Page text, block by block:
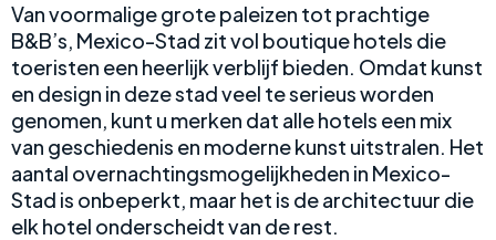
Van voormalige grote paleizen tot prachtige
B&B’s, Mexico-Stad zit vol boutique hotels die
toeristen een heerlijk verblijf bieden. Omdat kunst
en design in deze stad veel te serieus worden
genomen, kunt u merken dat alle hotels een mix
van geschiedenis en moderne kunst uitstralen. Het
aantal overnachtingsmogelijkheden in Mexico-
Stad is onbeperkt, maar het is de architectuur die
elk hotel onderscheidt van de rest.